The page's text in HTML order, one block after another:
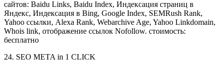
сайтов: Baidu Links, Baidu Index, Индексация страниц в
Яндекс, Индексация в Bing, Google Index, SEMRush Rank,
Yahoo ссылки, Alexa Rank, Webarchive Age, Yahoo Linkdomain,
Whois link, отображение ссылок Nofollow. стоимость:
бесплатно
24. SEO META in 1 CLICK